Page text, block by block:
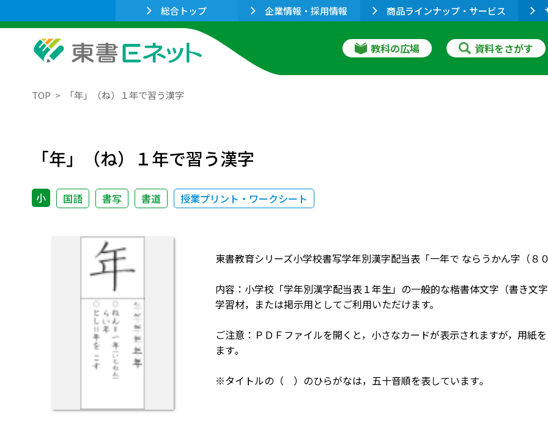
総合トップ 企業情報・採用情報 商品ラインナップ・サービス
教科の広場 資料をさがす
TOP 「年」（ね）１年で習う漢字
「年」（ね）１年で習う漢字
小 国語 書写 書道 授業プリント・ワークシート
東書教育シリーズ小学校書写学年別漢字配当表「一年で ならうかん字（８
内容：小学校「学年別漢字配当表１年生」の一般的な楷書体文字（書き文
学習材，または掲示用としてご利用いただけます。
ご注意：ＰＤＦファイルを開くと，小さなカードが表示されますが，用紙
ます｡
※タイトルの（ ）のひらがなは，五十音順を表しています｡